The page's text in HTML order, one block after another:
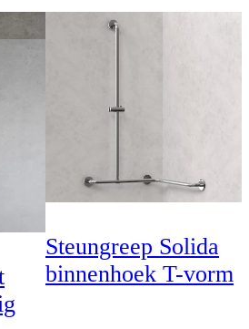
Steungreep Solida
binnenhoek T-vorm